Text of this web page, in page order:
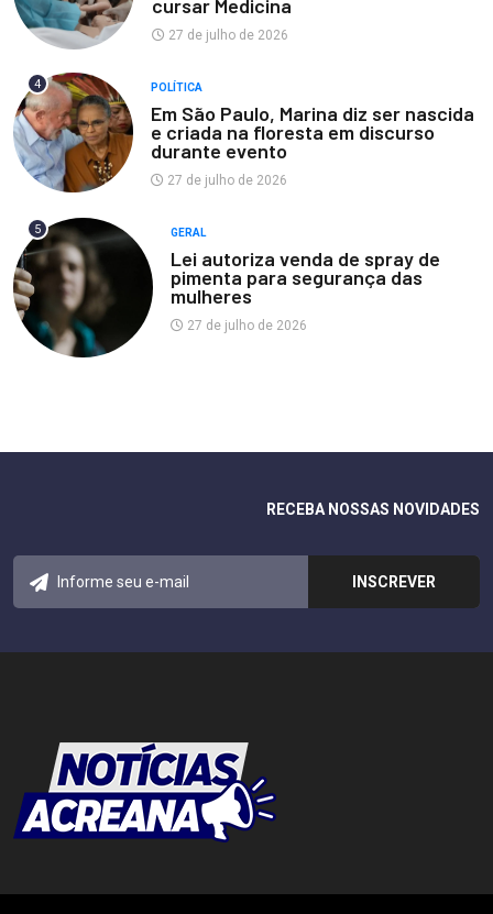
cursar Medicina
27 de julho de 2026
4 POLÍTICA
Em São Paulo, Marina diz ser nascida
e criada na floresta em discurso
durante evento
27 de julho de 2026
5 GERAL
Lei autoriza venda de spray de
pimenta para segurança das
mulheres
27 de julho de 2026
RECEBA NOSSAS NOVIDADES